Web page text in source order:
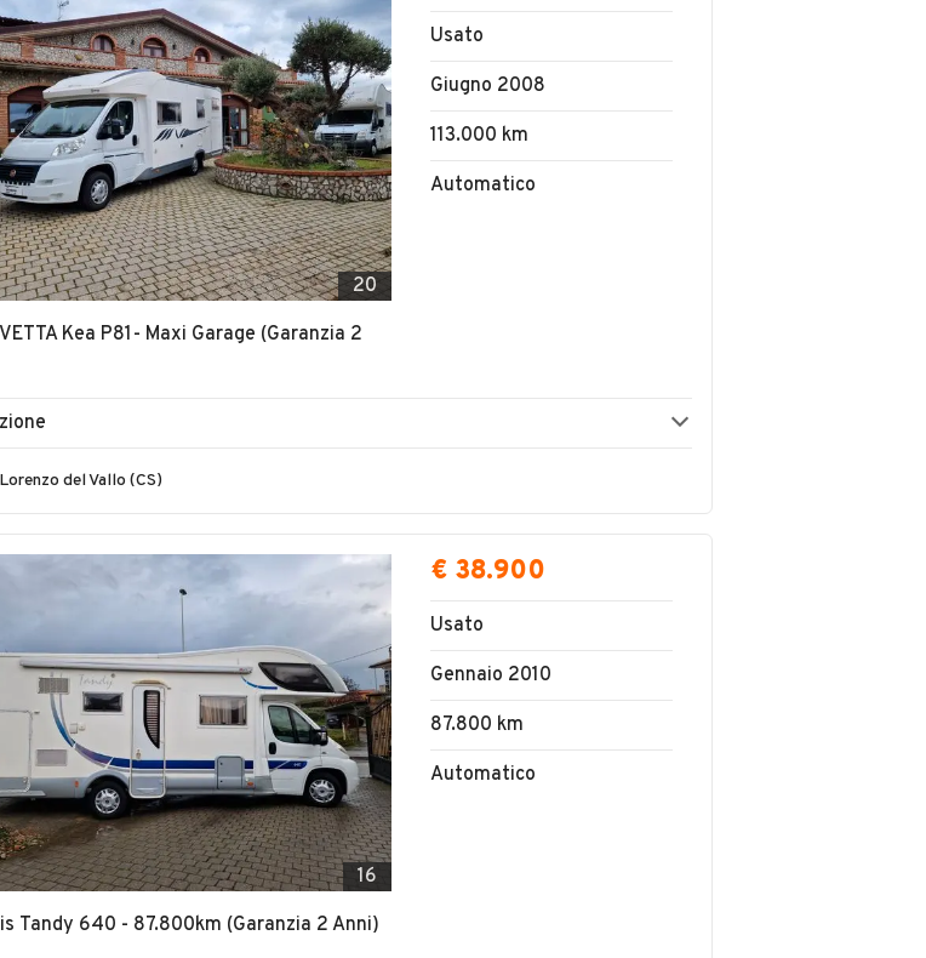
20
Kea P81- Maxi Garage (Garanzia 2
Usato
Giugno 2008
113.000 km
Automatico
del Vallo (CS)
16
Tandy 640 - 87.800km (Garanzia 2 Anni)
€ 38.900
Usato
Gennaio 2010
87.800 km
Automatico